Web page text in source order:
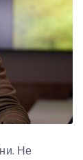
Не